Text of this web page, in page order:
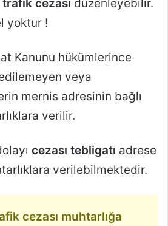
cezası düzenleyebilir.
yoktur !
Kanunu hükümlerince
veya
mernis adresinin bağlı
verilir.
cezası tebligatı adrese
verilebilmektedir.
cezası muhtarlığa